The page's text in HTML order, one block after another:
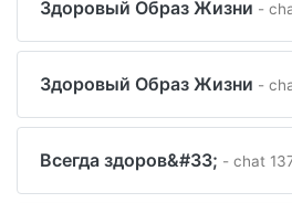
Здоровый Образ Жизни -
Здоровый Образ Жизни -
Всегда здоров&#33; - chat